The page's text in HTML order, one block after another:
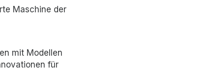
Maschine der
mit Modellen
für